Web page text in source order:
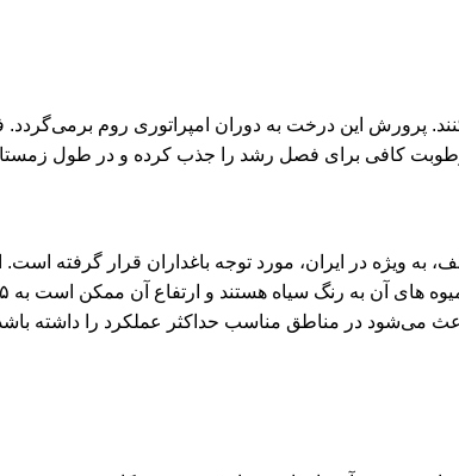
پرورش این درخت به دوران امپراتوری روم برمی‌گردد.
کافی برای فصل رشد را جذب کرده و در طول
به ویژه در ایران، مورد توجه باغداران قرار گرفته
می‌شود در مناطق مناسب حداکثر عملکرد را داشته